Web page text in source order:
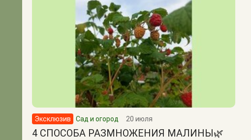
Эксклюзив Сад и огород 20 июля
4 СПОСОБА РАЗМНОЖЕНИЯ МАЛИНЫ🌿